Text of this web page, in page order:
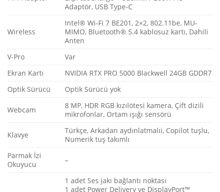
Adaptör, USB Type-C
Wireless
Intel® Wi-Fi 7 BE201, 2×2, 802.11be, MU-
MIMO, Bluetooth® 5.4 kablosuz kartı, Dahili
Anten
V-Pro
Var
Ekran Kartı
NVIDIA RTX PRO 5000 Blackwell 24GB GDDR7
Optik Sürücü
Optik Sürücü yok
Webcam
8 MP, HDR RGB kızılötesi kamera, Çift dizili
mikrofonlar, Ortam ışığı sensörü
Klavye
Türkçe, Arkadan aydınlatmalıi, Copilot tuşlu,
Numerik tuş takımlı
Parmak İzi
Okuyucu
–
1 adet Ses jakı bağlantı noktası
1 adet Power Delivery ve DisplayPort™